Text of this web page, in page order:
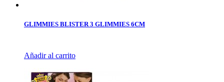
GLIMMIES BLISTER 3 GLIMMIES 6CM
Añadir al carrito